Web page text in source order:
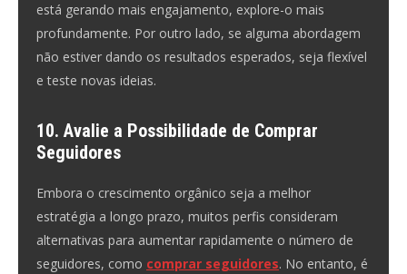
está gerando mais engajamento, explore-o mais
profundamente. Por outro lado, se alguma abordagem
não estiver dando os resultados esperados, seja flexível
e teste novas ideias.
10. Avalie a Possibilidade de Comprar
Seguidores
Embora o crescimento orgânico seja a melhor
estratégia a longo prazo, muitos perfis consideram
alternativas para aumentar rapidamente o número de
seguidores, como comprar seguidores. No entanto, é